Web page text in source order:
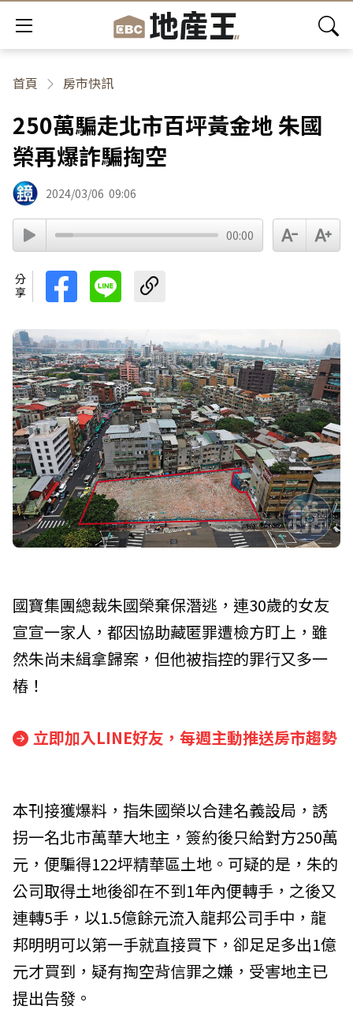
首頁 房市快訊
250萬騙走北市百坪黃金地 朱國
榮再爆詐騙掏空
2024/03/06 09:06
00:00
分享
國寶集團總裁朱國榮棄保潛逃，連30歲的女友
宣宣一家人，都因協助藏匿罪遭檢方盯上，雖
然朱尚未緝拿歸案，但他被指控的罪行又多一
樁！
立即加入LINE好友，每週主動推送房市趨勢
本刊接獲爆料，指朱國榮以合建名義設局，誘
拐一名北市萬華大地主，簽約後只給對方250萬
元，便騙得122坪精華區土地。可疑的是，朱的
公司取得土地後卻在不到1年內便轉手，之後又
連轉5手，以1.5億餘元流入龍邦公司手中，龍
邦明明可以第一手就直接買下，卻足足多出1億
元才買到，疑有掏空背信罪之嫌，受害地主已
提出告發。